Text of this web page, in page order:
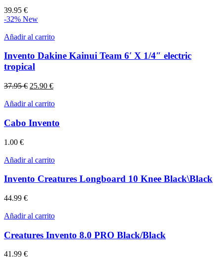
39.95 €
-32% New
Añadir al carrito
Invento Dakine Kainui Team 6′ X 1/4″ electric
tropical
37.95€ El
original
37.95 €.
25.90 €El
actual
25.90 €.
Añadir al carrito
Cabo Invento
1.00 €
Añadir al carrito
Invento Creatures Longboard 10 Knee Black\Black
44.99 €
Añadir al carrito
Creatures Invento 8.0 PRO Black/Black
41.99 €